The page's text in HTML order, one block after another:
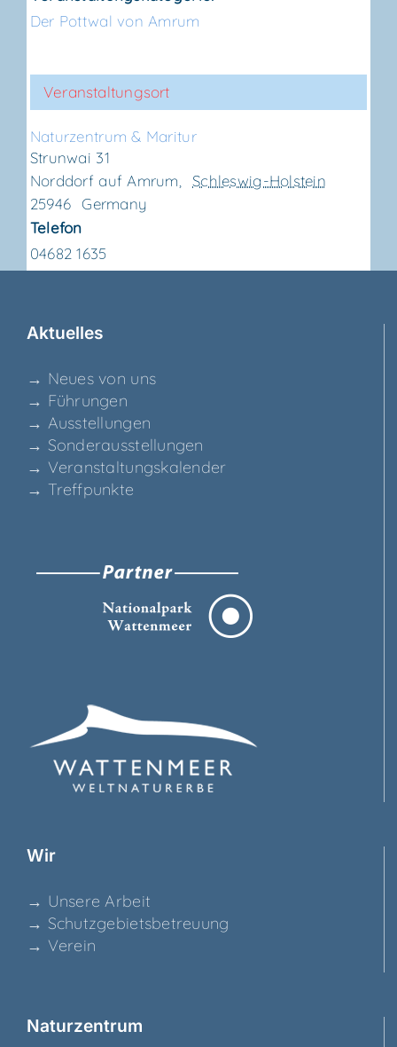
Der Pottwal von Amrum
Veranstaltungsort
Natur­zen­trum & Maritur
Strunwai 31
Norddorf auf Amrum
Schleswig-Holstein
25946 Germany
Telefon
04682 1635
Aktu­el­les
→ Neu­es von uns
→ Füh­run­gen
→ Aus­stel­lun­gen
→ Son­der­aus­stel­lun­gen
→ Ver­an­stal­tungs­ka­len­der
→ Treff­punk­te
Wir
→ Unse­re Arbeit
→ Schutz­ge­biets­be­treu­ung
→ Ver­ein
Natur­zen­trum